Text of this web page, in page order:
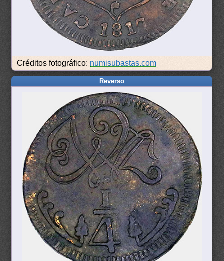
Créditos fotográfico: numisubastas.com
Reverso